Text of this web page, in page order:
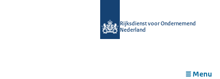
Rijksdienst voor Ondernemend
Nederland
Menu